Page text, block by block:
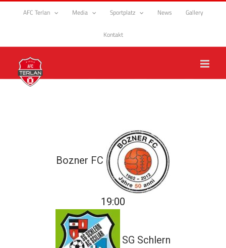
Zum
AFC Terlan Media Sportplatz News Gallery
Kontakt
Bozner FC
19:00
SG Schlern